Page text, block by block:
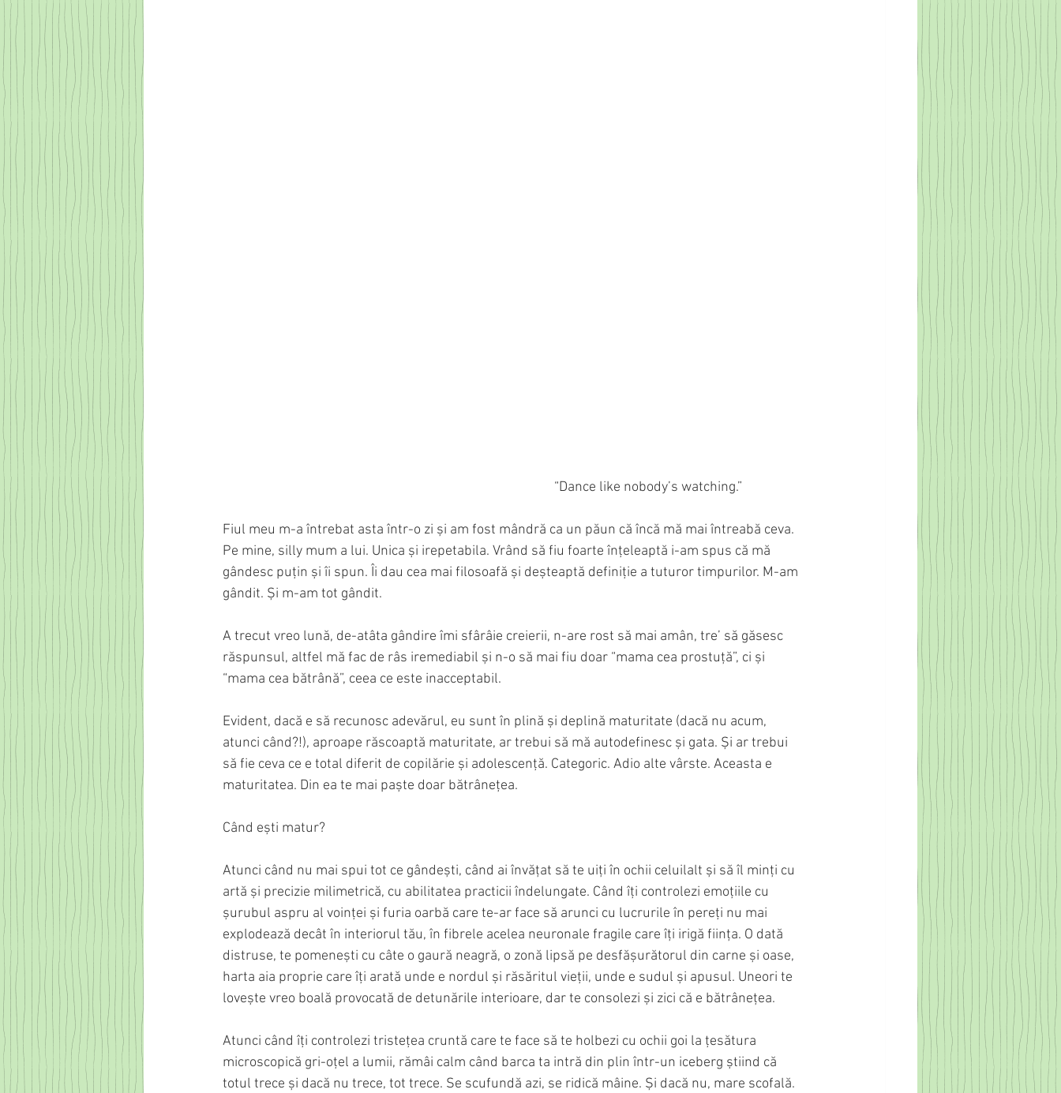
                                                                                                         “Dance like nobody’s watching.”
Fiul meu m-a întrebat asta într-o zi și am fost mândră ca un păun că încă mă mai întreabă ceva.
Pe mine, silly mum a lui. Unica și irepetabila. Vrând să fiu foarte înțeleaptă i-am spus că mă
gândesc puțin și îi spun. Îi dau cea mai filosoafă și deșteaptă definiție a tuturor timpurilor. M-am
gândit. Și m-am tot gândit.
A trecut vreo lună, de-atâta gândire îmi sfârâie creierii, n-are rost să mai amân, tre’ să găsesc
răspunsul, altfel mă fac de râs iremediabil și n-o să mai fiu doar “mama cea prostuță”, ci și
“mama cea bătrână”, ceea ce este inacceptabil.
Evident, dacă e să recunosc adevărul, eu sunt în plină și deplină maturitate (dacă nu acum,
atunci când?!), aproape răscoaptă maturitate, ar trebui să mă autodefinesc și gata. Și ar trebui
să fie ceva ce e total diferit de copilărie și adolescență. Categoric. Adio alte vârste. Aceasta e
maturitatea. Din ea te mai paște doar bătrânețea.
Când ești matur?
Atunci când nu mai spui tot ce gândești, când ai învățat să te uiți în ochii celuilalt și să îl minți cu
artă și precizie milimetrică, cu abilitatea practicii îndelungate. Când îți controlezi emoțiile cu
șurubul aspru al voinței și furia oarbă care te-ar face să arunci cu lucrurile în pereți nu mai
explodează decât în interiorul tău, în fibrele acelea neuronale fragile care îți irigă ființa. O dată
distruse, te pomenești cu câte o gaură neagră, o zonă lipsă pe desfășurătorul din carne și oase,
harta aia proprie care îți arată unde e nordul și răsăritul vieții, unde e sudul și apusul. Uneori te
lovește vreo boală provocată de detunările interioare, dar te consolezi și zici că e bătrânețea.
Atunci când îți controlezi tristețea cruntă care te face să te holbezi cu ochii goi la țesătura
microscopică gri-oțel a lumii, rămâi calm când barca ta intră din plin într-un iceberg știind că
totul trece și dacă nu trece, tot trece. Se scufundă azi, se ridică mâine. Și dacă nu, mare scofală.